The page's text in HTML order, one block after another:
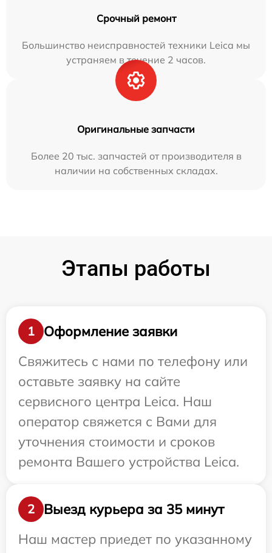
Срочный ремонт
Большинство неисправностей техники Leica мы
устраняем в течение 2 часов.
Оригинальные запчасти
Более 20 тыс. запчастей от производителя в
наличии на собственных складах.
Этапы работы
1
Оформление заявки
Свяжитесь с нами по телефону или
оставьте заявку на сайте
сервисного центра Leica. Наш
оператор свяжется с Вами для
уточнения стоимости и сроков
ремонта Вашего устройства Leica.
2
Выезд курьера за 35 минут
Наш мастер приедет по указанному